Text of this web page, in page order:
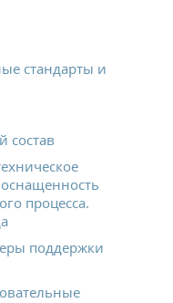
стандарты и
состав
процесса.
поддержки